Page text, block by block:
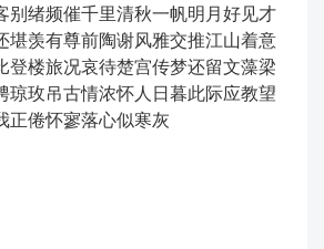
别绪频催千里清秋一帆明月好见才
堪羡有尊前陶谢风雅交推江山着意
登楼旅况哀待楚宫传梦还留文藻梁
琼玫吊古情浓怀人日暮此际应教望
正倦怀寥落心似寒灰